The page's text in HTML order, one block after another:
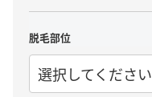
脱毛部位
選択してください